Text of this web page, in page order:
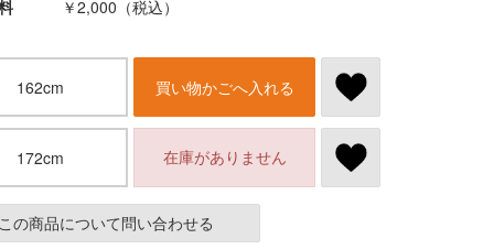
￥2,000（税込）
162cm 買い物かごへ入れる
172cm 在庫がありません
の商品について問い合わせる